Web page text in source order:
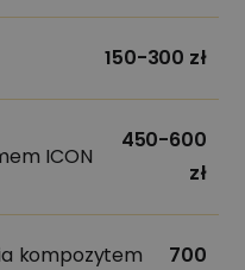
150-300 zł
ICON
450-600
zł
kompozytem
700